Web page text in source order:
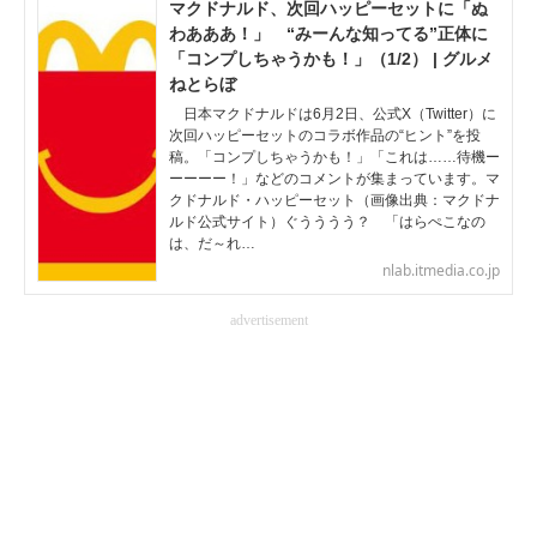
マクドナルド、次回ハッピーセットに「ぬ
わあああ！」 “みーんな知ってる”正体に
「コンプしちゃうかも！」（1/2） | グルメ
ねとらぼ
日本マクドナルドは6月2日、公式X（Twitter）に
次回ハッピーセットのコラボ作品の“ヒント”を投
稿。「コンプしちゃうかも！」「これは……待機ー
ーーーー！」などのコメントが集まっています。マ
クドナルド・ハッピーセット（画像出典：マクドナ
ルド公式サイト）ぐうううう？ 「はらぺこなの
は、だ～れ…
nlab.itmedia.co.jp
advertisement